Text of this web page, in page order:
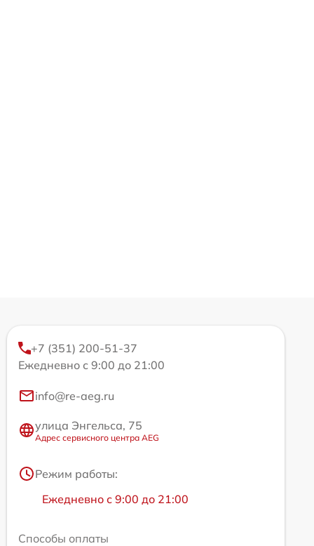
+7 (351) 200-51-37
Ежедневно с 9:00 до 21:00
info@re-aeg.ru
улица Энгельса, 75
Адрес сервисного центра AEG
Режим работы:
Ежедневно с 9:00 до 21:00
Способы оплаты